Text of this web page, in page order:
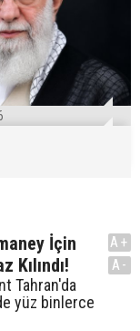
İçin
Kılındı!
Tahran'da
yüz binlerce
A+
A-